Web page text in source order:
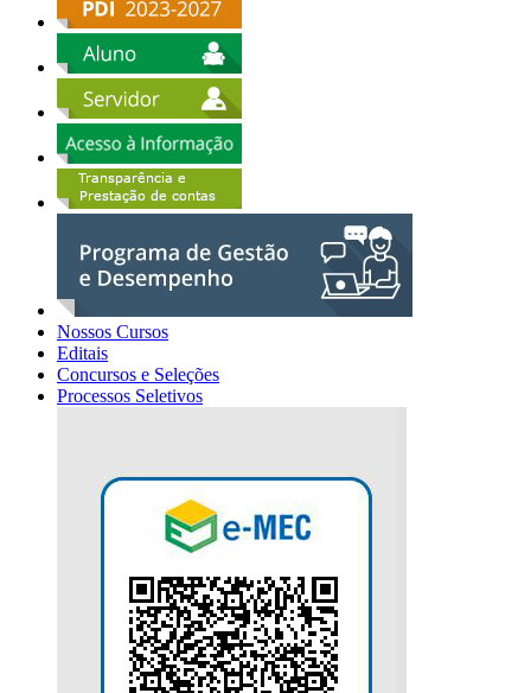
Nossos Cursos
Editais
Concursos e Seleções
Processos Seletivos